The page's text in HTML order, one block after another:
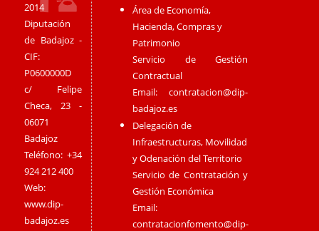
2014
Diputación
de Badajoz -
CIF:
P0600000D
c/ Felipe
Checa, 23 -
06071
Badajoz
Teléfono: +34
924 212 400
Web:
www.dip-
badajoz.es
Área de Economía,
Hacienda, Compras y
Patrimonio
Servicio de Gestión
Contractual
Email:contratacion@dip-
badajoz.es
Delegación de
Infraestructuras, Movilidad
y Odenación del Territorio
Servicio de Contratación y
Gestión Económica
Email:
contratacionfomento@dip-